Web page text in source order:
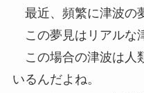
最近、頻繁に津波の
この夢見はリアルな
この場合の津波は人
いるんだよね。